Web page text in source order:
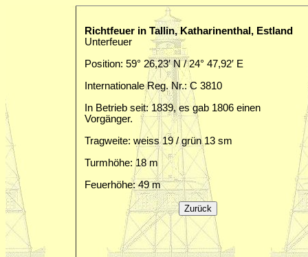
Richtfeuer in Tallin, Katharinenthal, Estland
Unterfeuer
Position: 59° 26,23′ N / 24° 47,92′ E
Internationale Reg. Nr.: C 3810
In Betrieb seit: 1839, es gab 1806 einen
Vorgänger.
Tragweite: weiss 19 / grün 13 sm
Turmhöhe: 18 m
Feuerhöhe: 49 m